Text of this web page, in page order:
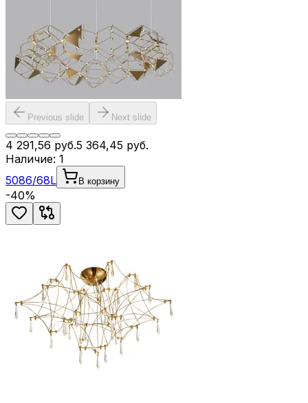
Previous slide Next slide
4 291,56 руб.5 364,45 руб.
Наличие: 1
5086/68L
В корзину
-40%